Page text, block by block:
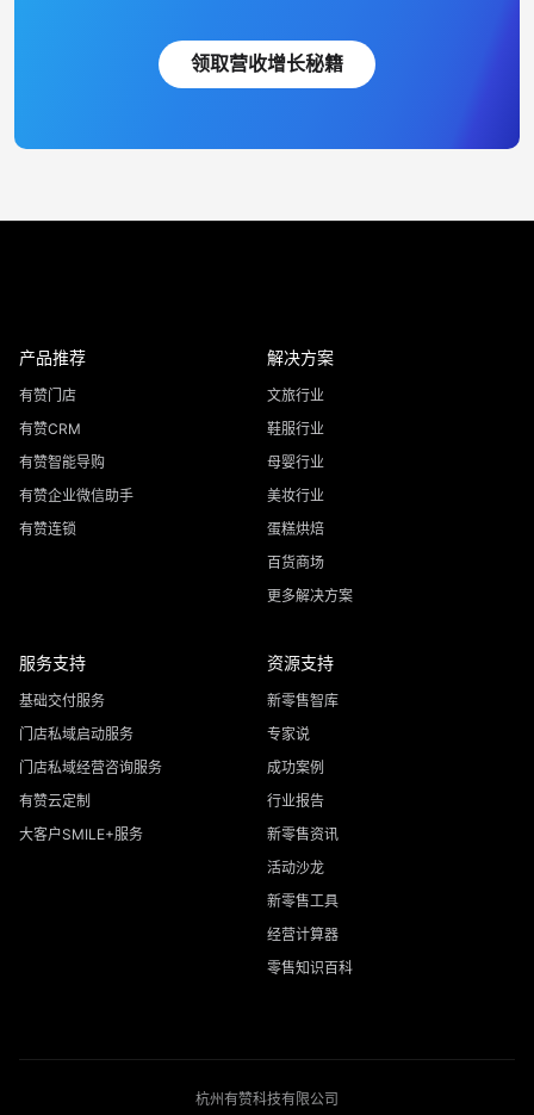
领取营收增长秘籍
产品推荐
有赞门店
有赞CRM
有赞智能导购
有赞企业微信助手
有赞连锁
解决方案
文旅行业
鞋服行业
母婴行业
美妆行业
蛋糕烘焙
百货商场
更多解决方案
服务支持
基础交付服务
门店私域启动服务
门店私域经营咨询服务
有赞云定制
大客户SMILE+服务
资源支持
新零售智库
专家说
成功案例
行业报告
新零售资讯
活动沙龙
新零售工具
经营计算器
零售知识百科
杭州有赞科技有限公司